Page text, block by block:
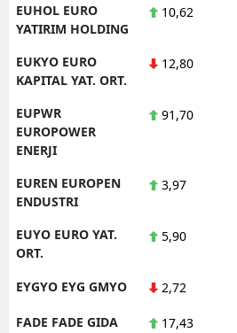
EUHOL EURO
YATIRIM HOLDING
10,62
EUKYO EURO
KAPITAL YAT. ORT.
12,80
EUPWR
EUROPOWER
ENERJI
91,70
EUREN EUROPEN
ENDUSTRI
3,97
EUYO EURO YAT.
ORT.
5,90
EYGYO EYG GMYO 2,72
FADE FADE GIDA 17,43